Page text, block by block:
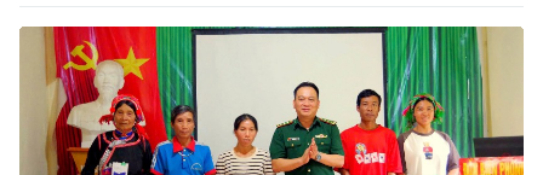
1/10 đến 1/12/2025, tập trung triển khai tại 38 xã,
phường trên địa bàn toàn tỉnh. Đây là hoạt động được
triển khai đồng bộ, rộng khắp và có sự phối hợp chặt
chẽ giữa lực lượng công an với cấp ủy, chính quyền địa
phương, các tổ chức chính trị - xã hội, người có uy tín
trong cộng đồng.